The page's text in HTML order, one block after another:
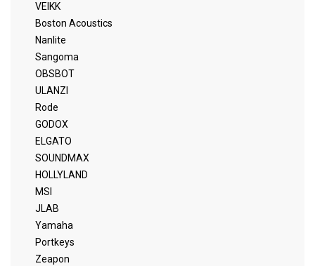
VEIKK
Boston Acoustics
Nanlite
Sangoma
OBSBOT
ULANZI
Rode
GODOX
ELGATO
SOUNDMAX
HOLLYLAND
MSI
JLAB
Yamaha
Portkeys
Zeapon